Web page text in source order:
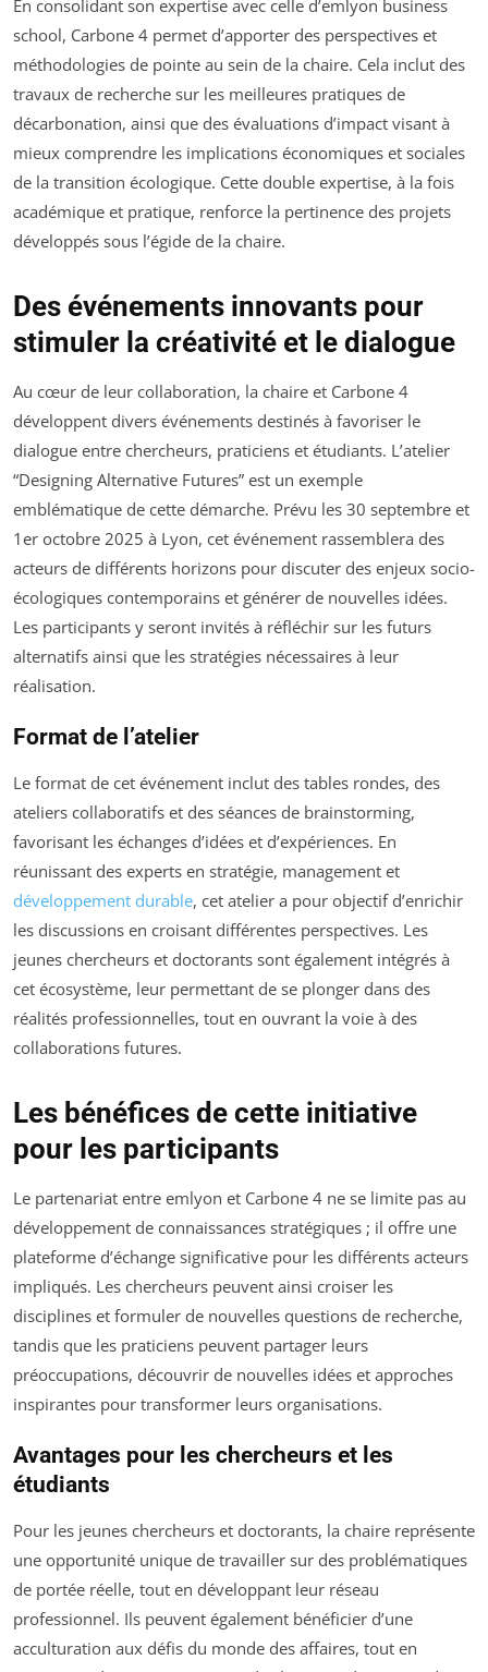
En consolidant son expertise avec celle d’emlyon business
school, Carbone 4 permet d’apporter des perspectives et
méthodologies de pointe au sein de la chaire. Cela inclut des
travaux de recherche sur les meilleures pratiques de
décarbonation, ainsi que des évaluations d’impact visant à
mieux comprendre les implications économiques et sociales
de la transition écologique. Cette double expertise, à la fois
académique et pratique, renforce la pertinence des projets
développés sous l’égide de la chaire.
Des événements innovants pour
stimuler la créativité et le dialogue
Au cœur de leur collaboration, la chaire et Carbone 4
développent divers événements destinés à favoriser le
dialogue entre chercheurs, praticiens et étudiants. L’atelier
“Designing Alternative Futures” est un exemple
emblématique de cette démarche. Prévu les 30 septembre et
1er octobre 2025 à Lyon, cet événement rassemblera des
acteurs de différents horizons pour discuter des enjeux socio-
écologiques contemporains et générer de nouvelles idées.
Les participants y seront invités à réfléchir sur les futurs
alternatifs ainsi que les stratégies nécessaires à leur
réalisation.
Format de l’atelier
Le format de cet événement inclut des tables rondes, des
ateliers collaboratifs et des séances de brainstorming,
favorisant les échanges d’idées et d’expériences. En
réunissant des experts en stratégie, management et
développement durable, cet atelier a pour objectif d’enrichir
les discussions en croisant différentes perspectives. Les
jeunes chercheurs et doctorants sont également intégrés à
cet écosystème, leur permettant de se plonger dans des
réalités professionnelles, tout en ouvrant la voie à des
collaborations futures.
Les bénéfices de cette initiative
pour les participants
Le partenariat entre emlyon et Carbone 4 ne se limite pas au
développement de connaissances stratégiques ; il offre une
plateforme d’échange significative pour les différents acteurs
impliqués. Les chercheurs peuvent ainsi croiser les
disciplines et formuler de nouvelles questions de recherche,
tandis que les praticiens peuvent partager leurs
préoccupations, découvrir de nouvelles idées et approches
inspirantes pour transformer leurs organisations.
Avantages pour les chercheurs et les
étudiants
Pour les jeunes chercheurs et doctorants, la chaire représente
une opportunité unique de travailler sur des problématiques
de portée réelle, tout en développant leur réseau
professionnel. Ils peuvent également bénéficier d’une
acculturation aux défis du monde des affaires, tout en